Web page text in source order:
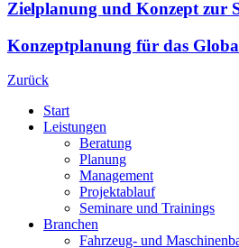
Zielplanung und Konzept zur
Konzeptplanung für das
Zurück
Start
Leistungen
Beratung
Planung
Management
Projektablauf
Seminare und Trainings
Branchen
Fahrzeug- und